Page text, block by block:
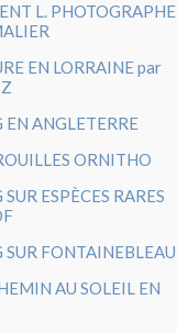
L. PHOTOGRAPHE
EN LORRAINE par
EN ANGLETERRE
ORNITHO
SUR ESPÈCES RARES
SUR FONTAINEBLEAU
AU SOLEIL EN